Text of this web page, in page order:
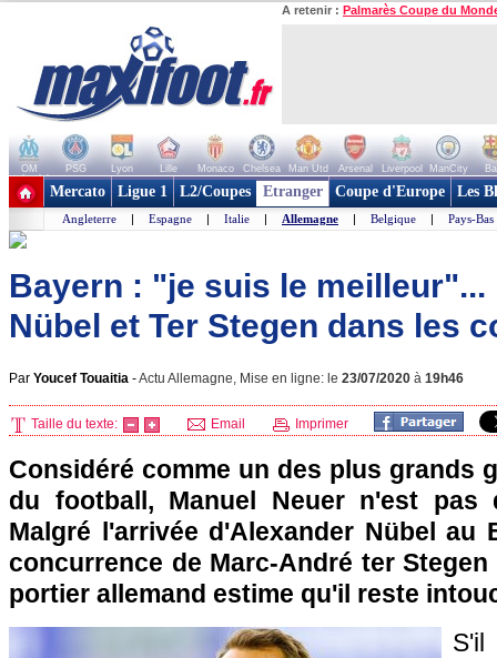
A retenir : Palmarès Coupe du
OM PSG Lyon Lille Monaco Chelsea Man Utd Arsenal Liverpool ManCity
+ de clubs
Mercato Ligue 1 L2/Coupes Etranger Coupe d'Europe Les
Angleterre | Espagne | Italie | Allemagne | Belgique | Pays-Bas
Bayern : "je suis le meilleur"...
Nübel et Ter Stegen dans les
Par Youcef Touaitia -Actu Allemagne, Mise en ligne: le 23/07/2020 à 19h46
Taille du texte: Email Imprimer
Considéré comme un des plus grands
du football, Manuel Neuer n'est pas
Malgré l'arrivée d'Alexander Nübel au
concurrence de Marc-André ter
portier allemand estime qu'il reste